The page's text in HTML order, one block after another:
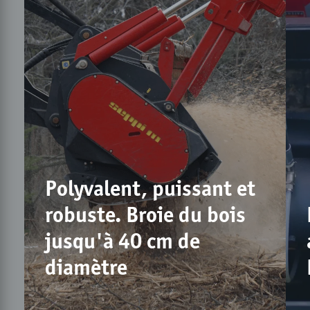
Polyvalent, puissant et
robuste. Broie du bois
jusqu'à 40 cm de
diamètre